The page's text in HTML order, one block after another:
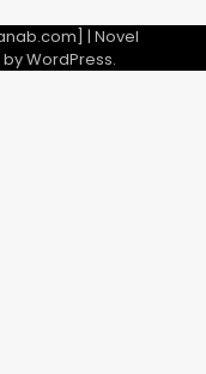
| Novel
WordPress.